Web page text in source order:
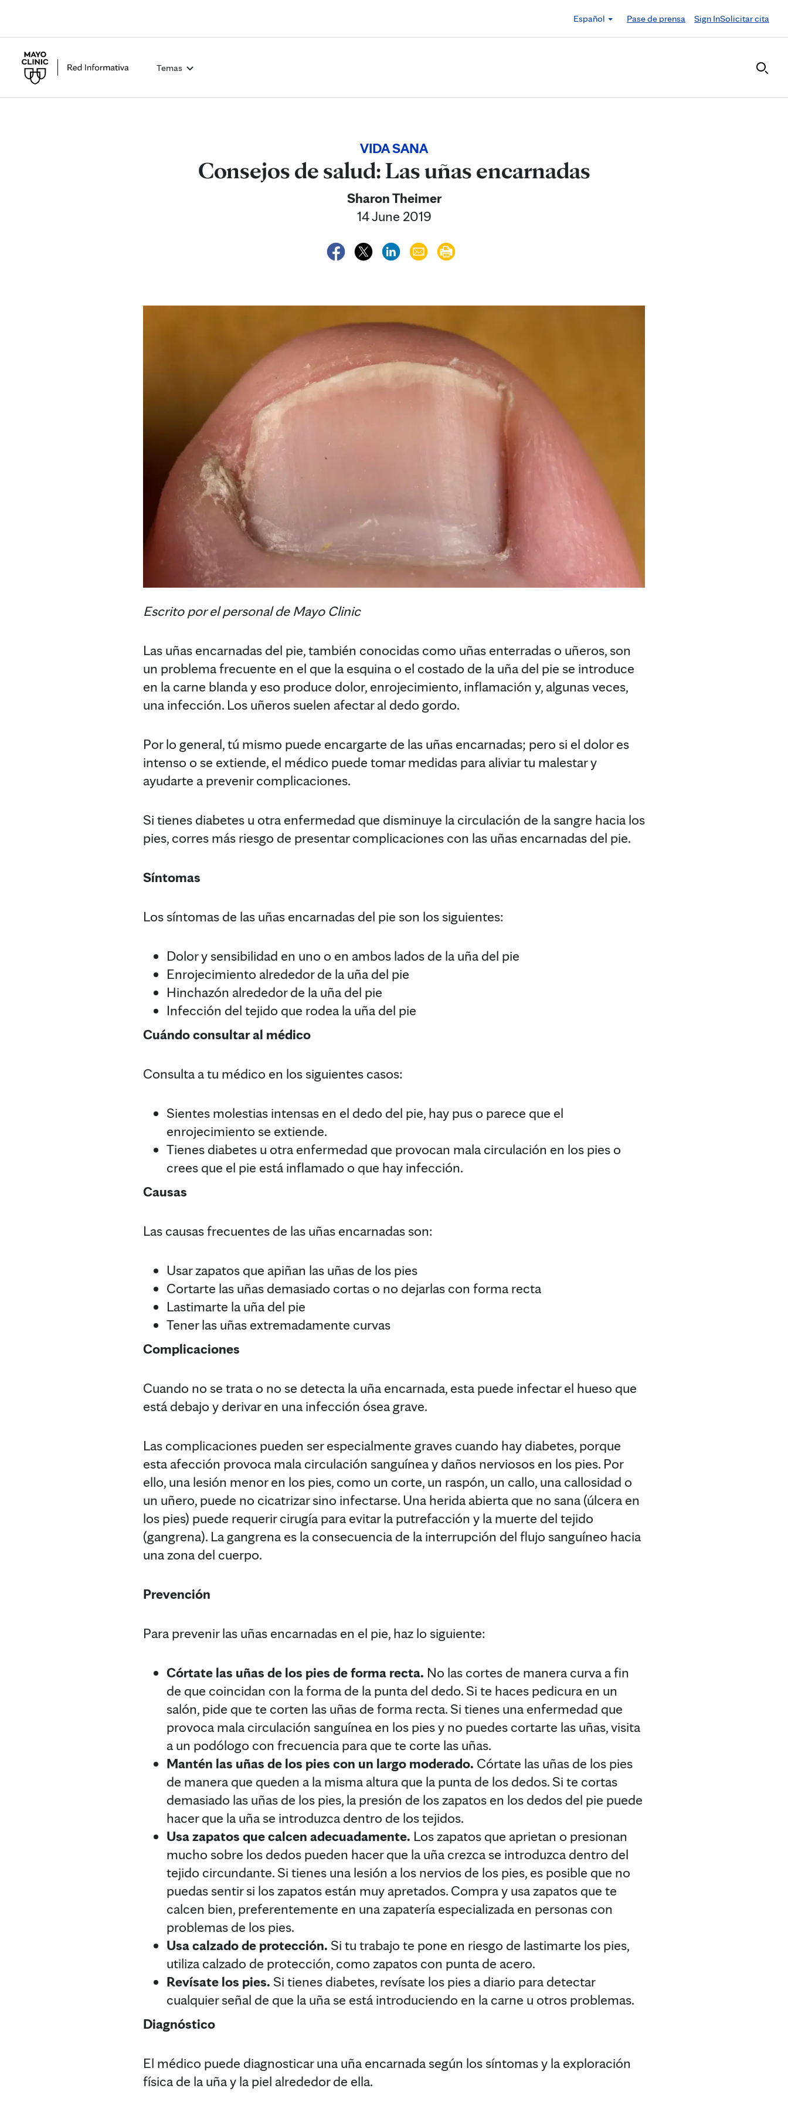
Español
Pase de prensa Sign InSolicitar cita
Temas
VIDA SANA
Consejos de salud: Las uñas encarnadas
Sharon Theimer
14 June 2019
Escrito por el personal de Mayo Clinic
Las uñas encarnadas del pie, también conocidas como uñas enterradas o uñeros, son
un problema frecuente en el que la esquina o el costado de la uña del pie se introduce
en la carne blanda y eso produce dolor, enrojecimiento, inflamación y, algunas veces,
una infección. Los uñeros suelen afectar al dedo gordo.
Por lo general, tú mismo puede encargarte de las uñas encarnadas; pero si el dolor es
intenso o se extiende, el médico puede tomar medidas para aliviar tu malestar y
ayudarte a prevenir complicaciones.
Si tienes diabetes u otra enfermedad que disminuye la circulación de la sangre hacia los
pies, corres más riesgo de presentar complicaciones con las uñas encarnadas del pie.
Síntomas
Los síntomas de las uñas encarnadas del pie son los siguientes:
Dolor y sensibilidad en uno o en ambos lados de la uña del pie
Enrojecimiento alrededor de la uña del pie
Hinchazón alrededor de la uña del pie
Infección del tejido que rodea la uña del pie
Cuándo consultar al médico
Consulta a tu médico en los siguientes casos:
Sientes molestias intensas en el dedo del pie, hay pus o parece que el
enrojecimiento se extiende.
Tienes diabetes u otra enfermedad que provocan mala circulación en los pies o
crees que el pie está inflamado o que hay infección.
Causas
Las causas frecuentes de las uñas encarnadas son:
Usar zapatos que apiñan las uñas de los pies
Cortarte las uñas demasiado cortas o no dejarlas con forma recta
Lastimarte la uña del pie
Tener las uñas extremadamente curvas
Complicaciones
Cuando no se trata o no se detecta la uña encarnada, esta puede infectar el hueso que
está debajo y derivar en una infección ósea grave.
Las complicaciones pueden ser especialmente graves cuando hay diabetes, porque
esta afección provoca mala circulación sanguínea y daños nerviosos en los pies. Por
ello, una lesión menor en los pies, como un corte, un raspón, un callo, una callosidad o
un uñero, puede no cicatrizar sino infectarse. Una herida abierta que no sana (úlcera en
los pies) puede requerir cirugía para evitar la putrefacción y la muerte del tejido
(gangrena). La gangrena es la consecuencia de la interrupción del flujo sanguíneo hacia
una zona del cuerpo.
Prevención
Para prevenir las uñas encarnadas en el pie, haz lo siguiente:
Córtate las uñas de los pies de forma recta. No las cortes de manera curva a fin
de que coincidan con la forma de la punta del dedo. Si te haces pedicura en un
salón, pide que te corten las uñas de forma recta. Si tienes una enfermedad que
provoca mala circulación sanguínea en los pies y no puedes cortarte las uñas, visita
a un podólogo con frecuencia para que te corte las uñas.
Mantén las uñas de los pies con un largo moderado. Córtate las uñas de los pies
de manera que queden a la misma altura que la punta de los dedos. Si te cortas
demasiado las uñas de los pies, la presión de los zapatos en los dedos del pie puede
hacer que la uña se introduzca dentro de los tejidos.
Usa zapatos que calcen adecuadamente. Los zapatos que aprietan o presionan
mucho sobre los dedos pueden hacer que la uña crezca se introduzca dentro del
tejido circundante. Si tienes una lesión a los nervios de los pies, es posible que no
puedas sentir si los zapatos están muy apretados. Compra y usa zapatos que te
calcen bien, preferentemente en una zapatería especializada en personas con
problemas de los pies.
Usa calzado de protección. Si tu trabajo te pone en riesgo de lastimarte los pies,
utiliza calzado de protección, como zapatos con punta de acero.
Revísate los pies. Si tienes diabetes, revísate los pies a diario para detectar
cualquier señal de que la uña se está introduciendo en la carne u otros problemas.
Diagnóstico
El médico puede diagnosticar una uña encarnada según los síntomas y la exploración
física de la uña y la piel alrededor de ella.